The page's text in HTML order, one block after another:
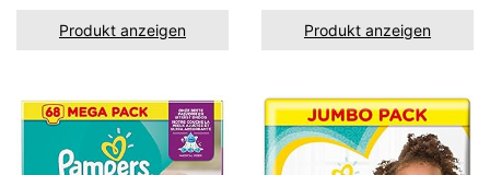
Produkt anzeigen Produkt anzeigen